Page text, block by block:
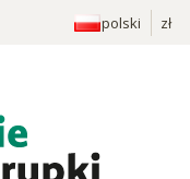
polski zł